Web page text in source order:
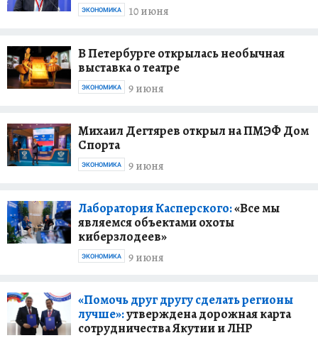
10 июня
ЭКОНОМИКА
В Петербурге открылась необычная
выставка о театре
9 июня
ЭКОНОМИКА
Михаил Дегтярев открыл на ПМЭФ Дом
Спорта
9 июня
ЭКОНОМИКА
Лаборатория Касперского:«Все мы
являемся объектами охоты
киберзлодеев»
9 июня
ЭКОНОМИКА
«Помочь друг другу сделать регионы
лучше»:утверждена дорожная карта
сотрудничества Якутии и ЛНР